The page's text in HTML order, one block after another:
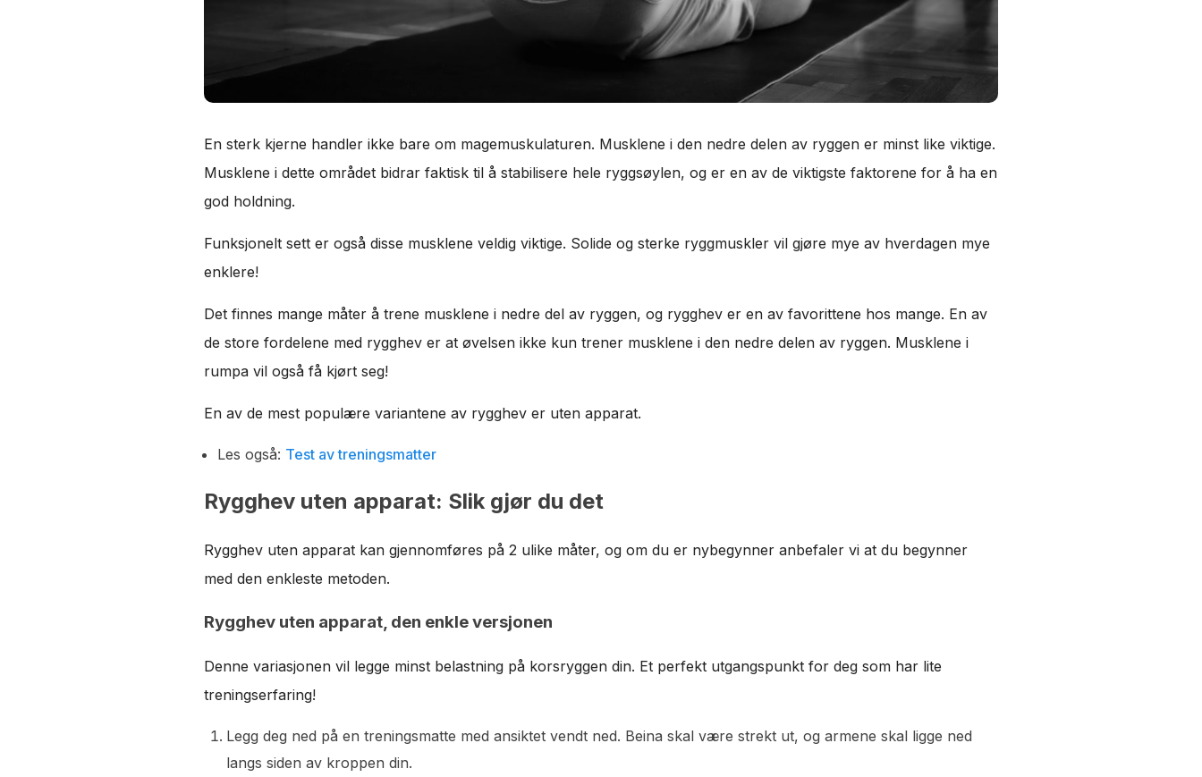
En sterk kjerne handler ikke bare om magemuskulaturen. Musklene i den nedre delen av ryggen er minst like viktige.
Musklene i dette området bidrar faktisk til å stabilisere hele ryggsøylen, og er en av de viktigste faktorene for å ha en
god holdning.
Funksjonelt sett er også disse musklene veldig viktige. Solide og sterke ryggmuskler vil gjøre mye av hverdagen mye
enklere!
Det finnes mange måter å trene musklene i nedre del av ryggen, og rygghev er en av favorittene hos mange. En av
de store fordelene med rygghev er at øvelsen ikke kun trener musklene i den nedre delen av ryggen. Musklene i
rumpa vil også få kjørt seg!
En av de mest populære variantene av rygghev er uten apparat.
Les også: Test av treningsmatter
Rygghev uten apparat: Slik gjør du det
Rygghev uten apparat kan gjennomføres på 2 ulike måter, og om du er nybegynner anbefaler vi at du begynner
med den enkleste metoden.
Rygghev uten apparat, den enkle versjonen
Denne variasjonen vil legge minst belastning på korsryggen din. Et perfekt utgangspunkt for deg som har lite
treningserfaring!
Legg deg ned på en treningsmatte med ansiktet vendt ned. Beina skal være strekt ut, og armene skal ligge ned
langs siden av kroppen din.